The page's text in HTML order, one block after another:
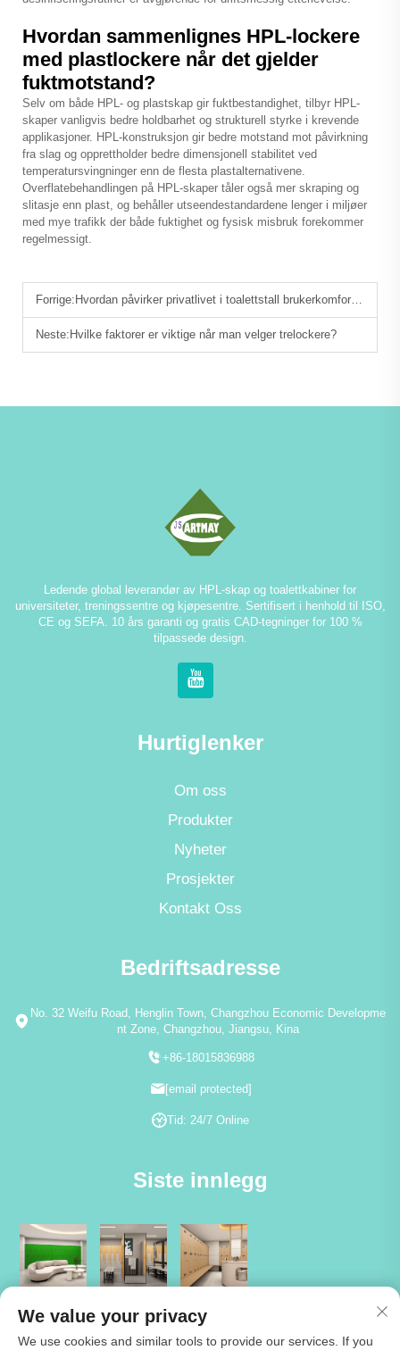
Hvordan sammenlignes HPL-lockere
med plastlockere når det gjelder
fuktmotstand?
Selv om både HPL- og plastskap gir fuktbestandighet, tilbyr HPL-
skaper vanligvis bedre holdbarhet og strukturell styrke i krevende
applikasjoner. HPL-konstruksjon gir bedre motstand mot påvirkning
fra slag og opprettholder bedre dimensjonell stabilitet ved
temperatursvingninger enn de flesta plastalternativene.
Overflatebehandlingen på HPL-skaper tåler også mer skraping og
slitasje enn plast, og behåller utseendestandardene lenger i miljøer
med mye trafikk der både fuktighet og fysisk misbruk forekommer
regelmessigt.
Forrige: Hvordan påvirker privatlivet i toalettstall brukerkomforten?
Neste: Hvilke faktorer er viktige når man velger trelockere?
Ledende global leverandør av HPL-skap og toalettkabiner for
universiteter, treningssentre og kjøpesentre. Sertifisert i henhold til ISO,
CE og SEFA. 10 års garanti og gratis CAD-tegninger for 100 %
tilpassede design.
Hurtiglenker
Om oss
Produkter
Nyheter
Prosjekter
Kontakt Oss
Bedriftsadresse
No. 32 Weifu Road, Henglin Town, Changzhou Economic Developme
nt Zone, Changzhou, Jiangsu, Kina
+86-18015836988
[email protected]
Tid: 24/7 Online
Siste innlegg
We value your privacy
We use cookies and similar tools to provide our services. If you